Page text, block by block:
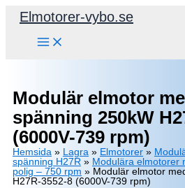
Hoppa
Elmotorer-vybo.se
Modulär elmotor
spänning 250kW
(6000V-739 rpm)
Hemsida » Lagra » Elmotorer »
spänning H27R » Modulära elmotorer
polig – 750 rpm » Modulär elmotor
H27R-3552-8 (6000V-739 rpm)